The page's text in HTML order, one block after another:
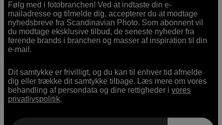
Følg med i fotobranchen! Ved at indtaste din e-
mailadresse og tilmelde dig, accepterer du at modtage
nyhedsbreve fra Scandinavian Photo. Som abonnent vil
du modtage eksklusive tilbud, de seneste nyheder fra
førende brands i branchen og masser af inspiration til din
e-mail.
Dit samtykke er frivilligt, og du kan til enhver tid afmelde
dig eller trække dit samtykke tilbage. Læs mere om vores
behandling af persondata og dine rettigheder ivores
privatlivspolitik.